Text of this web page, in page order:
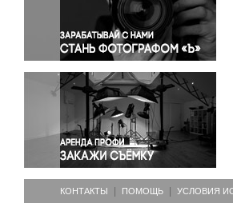
Правосудие
Происшествия и конфликты
Религия
Светская жизнь
Спорт
Экология
Экономика и бизнес
КОНТАКТЫ ПОМОЩЬ УСЛОВИЯ